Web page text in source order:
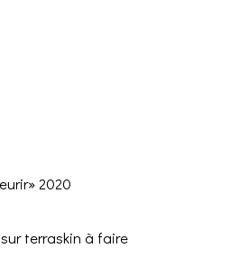
2020
sur terraskin à faire